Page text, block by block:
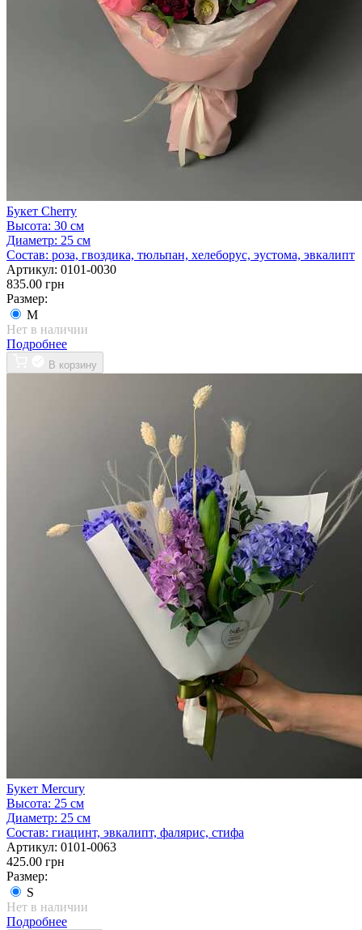
Букет Cherry
Высота: 30 см
Диаметр: 25 см
Состав: роза, гвоздика, тюльпан, хелеборус, эустома, эвкалипт
Артикул: 0101-0030
835.00 грн
Размер:
M
Нет в наличии
Подробнее
В корзину
Букет Mercury
Высота: 25 см
Диаметр: 25 см
Состав: гиацинт, эвкалипт, фалярис, стифа
Артикул: 0101-0063
425.00 грн
Размер:
S
Нет в наличии
Подробнее